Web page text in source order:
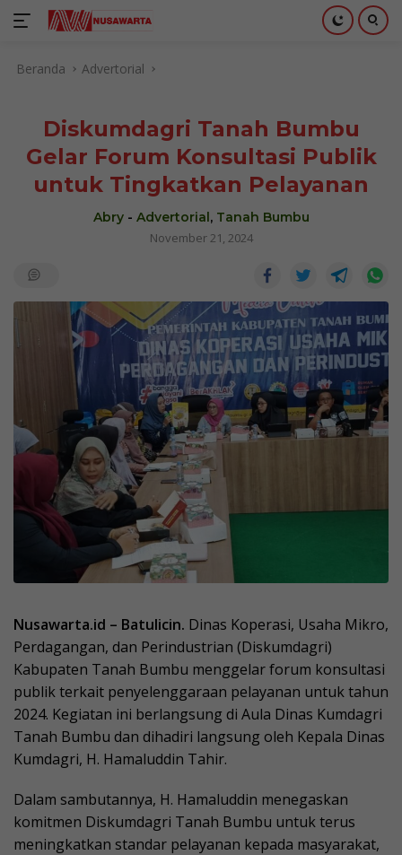
Beranda Advertorial
Diskumdagri Tanah Bumbu
Gelar Forum Konsultasi Publik
untuk Tingkatkan Pelayanan
Abry- Advertorial, Tanah Bumbu
November 21, 2024
Nusawarta.id – Batulicin. Dinas Koperasi, Usaha Mikro,
Perdagangan, dan Perindustrian (Diskumdagri)
Kabupaten Tanah Bumbu menggelar forum konsultasi
publik terkait penyelenggaraan pelayanan untuk tahun
2024. Kegiatan ini berlangsung di Aula Dinas Kumdagri
Tanah Bumbu dan dihadiri langsung oleh Kepala Dinas
Kumdagri, H. Hamaluddin Tahir.
Dalam sambutannya, H. Hamaluddin menegaskan
komitmen Diskumdagri Tanah Bumbu untuk terus
meningkatkan standar pelayanan kepada masyarakat,